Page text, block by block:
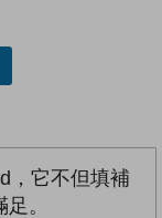
，它不但填補
。